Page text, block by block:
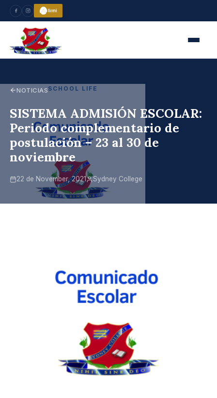
NOTICIASSCHOOL LIFE
SISTEMA ADMISIÓN ESCOLAR:
Periodo complementario de
postulación – 23 al 30 de
noviembre
22 de November, 2021 Sydney College